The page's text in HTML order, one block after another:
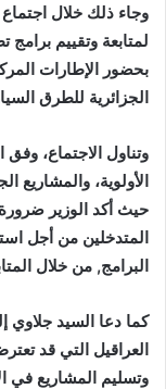
وجاء ذلك خلال
لمتابعة وتقييم
بحضور الإطارات
الجزائرية للطرق
وتناول الاجتماع،
الأولوية، والمشاريع
حيث أكد الوزير
المتدخلين من أجل
البرامج, من خلال
كما دعا السيد جلاوي
العراقيل التي قد
وتسليم المشاريع في